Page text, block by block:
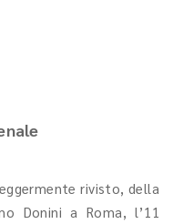
rivisto, della
Donini a Roma, l’11